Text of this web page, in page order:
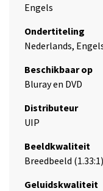
Engels
Ondertiteling
Nederlands,
Beschikbaar op
Bluray en DVD
Distributeur
UIP
Beeldkwaliteit
Breedbeeld (1.33:1)
Geluidskwaliteit